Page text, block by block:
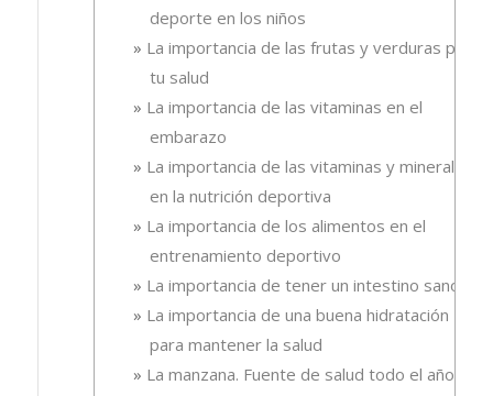
deporte en los niños
La importancia de las frutas y verduras para
tu salud
La importancia de las vitaminas en el
embarazo
La importancia de las vitaminas y minerales
en la nutrición deportiva
La importancia de los alimentos en el
entrenamiento deportivo
La importancia de tener un intestino sano
La importancia de una buena hidratación
para mantener la salud
La manzana. Fuente de salud todo el año